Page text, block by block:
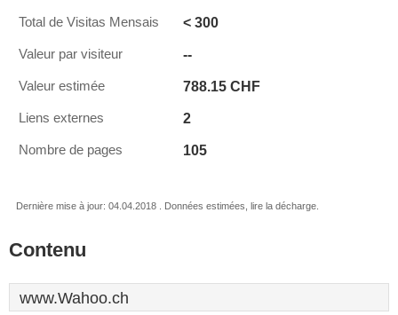
Total de Visitas Mensais < 300
Valeur par visiteur --
Valeur estimée 788.15 CHF
Liens externes 2
Nombre de pages 105
Dernière mise à jour: 04.04.2018 . Données estimées, lire la décharge.
Contenu
www.Wahoo.ch